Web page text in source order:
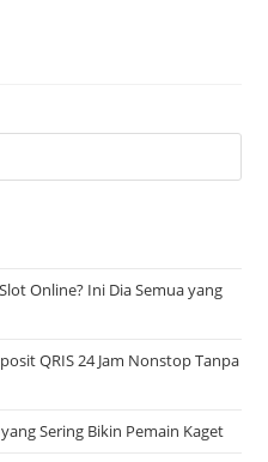
Online? Ini Dia Semua yang
QRIS 24 Jam Nonstop Tanpa
Sering Bikin Pemain Kaget